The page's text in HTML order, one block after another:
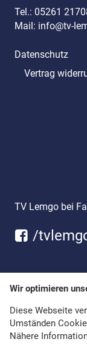
Tel.: 05261
Mail: info@tv-
Datenschutz
Vertrag
/
Wir optimieren
Diese Webseite
Umständen
Nähere